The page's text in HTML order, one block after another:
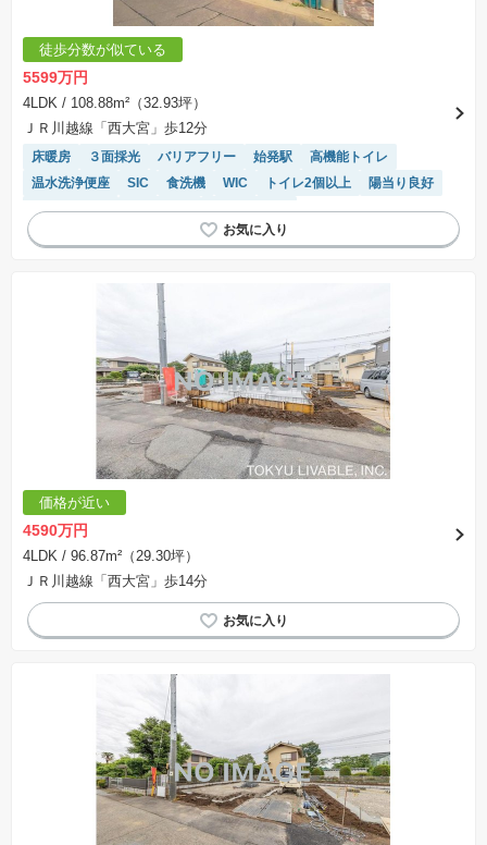
徒歩分数が似ている
5599万円
4LDK / 108.88m²（32.93坪）
ＪＲ川越線「西大宮」歩12分
床暖房 ３面採光 バリアフリー 始発駅
高機能トイレ
温水洗浄便座
SIC 食洗機 WIC トイレ2個以上
陽当り良好
対面キッチン
窓付き浴室
閑静な住宅地
モニター付きインターホン
２面採光
浴室乾燥機
価格が近い
4590万円
4LDK / 96.87m²（29.30坪）
ＪＲ川越線「西大宮」歩14分